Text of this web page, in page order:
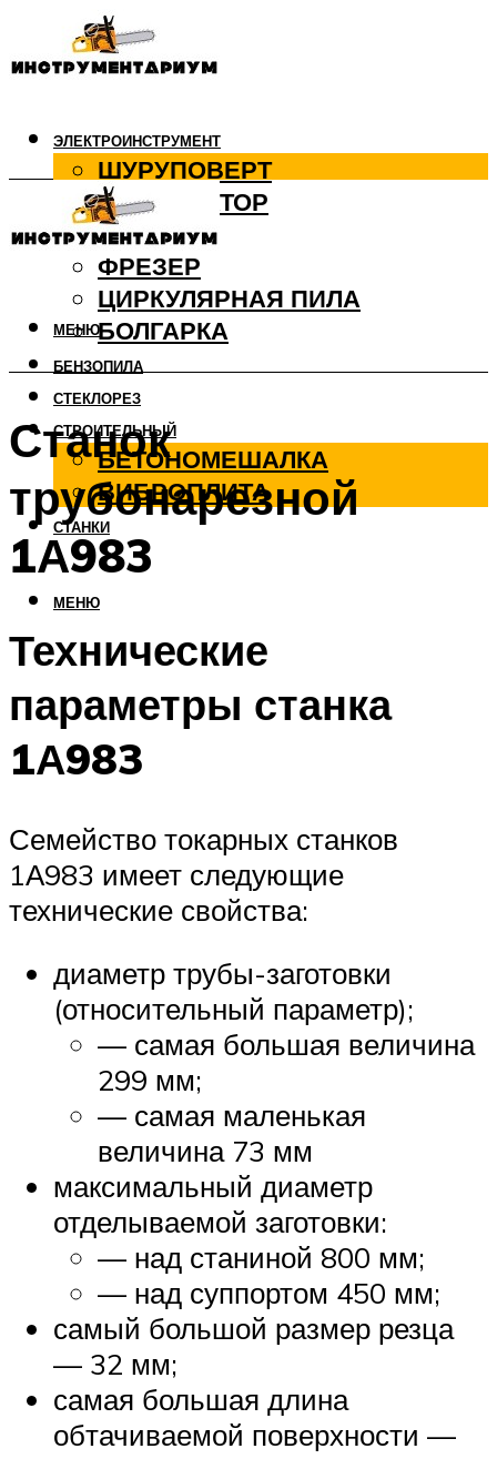
ЭЛЕКТРОИНСТРУМЕНТ
ШУРУПОВЕРТ
ПЕРФОРАТОР
ДРЕЛЬ
ФРЕЗЕР
ЦИРКУЛЯРНАЯ ПИЛА
БОЛГАРКА
БЕНЗОПИЛА
СТЕКЛОРЕЗ
СТРОИТЕЛЬНЫЙ
БЕТОНОМЕШАЛКА
ВИБРОПЛИТА
СТАНКИ
МЕНЮ
МЕНЮ
Станок
трубонарезной
1А983
Технические
параметры станка
1А983
Семейство токарных станков
1А983 имеет следующие
технические свойства:
диаметр трубы-заготовки
(относительный параметр);
— самая большая величина
299 мм;
— самая маленькая
величина 73 мм
максимальный диаметр
отделываемой заготовки:
— над станиной 800 мм;
— над суппортом 450 мм;
самый большой размер резца
— 32 мм;
самая большая длина
обтачиваемой поверхности —